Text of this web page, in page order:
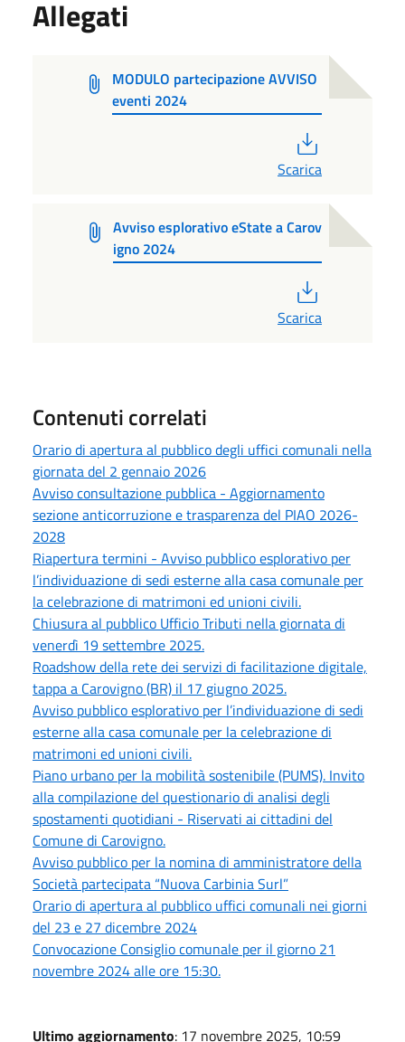
Allegati
MODULO partecipazione AVVISO
eventi 2024
Scarica
Avviso esplorativo eState a Carov
igno 2024
Scarica
Contenuti correlati
Orario di apertura al pubblico degli uffici comunali nella
giornata del 2 gennaio 2026
Avviso consultazione pubblica - Aggiornamento
sezione anticorruzione e trasparenza del PIAO 2026-
2028
Riapertura termini - Avviso pubblico esplorativo per
l’individuazione di sedi esterne alla casa comunale per
la celebrazione di matrimoni ed unioni civili.
Chiusura al pubblico Ufficio Tributi nella giornata di
venerdì 19 settembre 2025.
Roadshow della rete dei servizi di facilitazione digitale,
tappa a Carovigno (BR) il 17 giugno 2025.
Avviso pubblico esplorativo per l’individuazione di sedi
esterne alla casa comunale per la celebrazione di
matrimoni ed unioni civili.
Piano urbano per la mobilità sostenibile (PUMS). Invito
alla compilazione del questionario di analisi degli
spostamenti quotidiani - Riservati ai cittadini del
Comune di Carovigno.
Avviso pubblico per la nomina di amministratore della
Società partecipata “Nuova Carbinia Surl”
Orario di apertura al pubblico uffici comunali nei giorni
del 23 e 27 dicembre 2024
Convocazione Consiglio comunale per il giorno 21
novembre 2024 alle ore 15:30.
Ultimo aggiornamento: 17 novembre 2025, 10:59